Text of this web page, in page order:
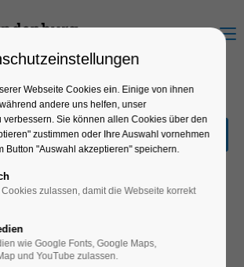
Menu
mit
Kunst
Webseite Cookies ein. Einige von ihnen
andere uns helfen, unser
verbessern. Sie können allen Cookies über den
zustimmen oder Ihre Auswahl vornehmen
Button "Auswahl akzeptieren" speichern.
zulassen, damit die Webseite korrekt
wie Google Fonts, Google Maps,
und YouTube zulassen.